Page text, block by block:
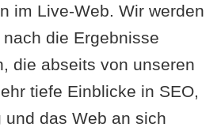
im Live-Web. Wir werden
die Ergebnisse
die abseits von unseren
tiefe Einblicke in SEO,
und das Web an sich